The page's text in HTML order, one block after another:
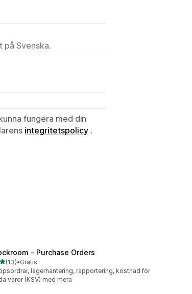
Svenska.
fungera med din
integritetspolicy .
‑ Purchase Orders
av 5 stjärnor
(13) totalt
•Gratis
lagerhantering, rapportering, kostnad för
varor (KSV) med mera